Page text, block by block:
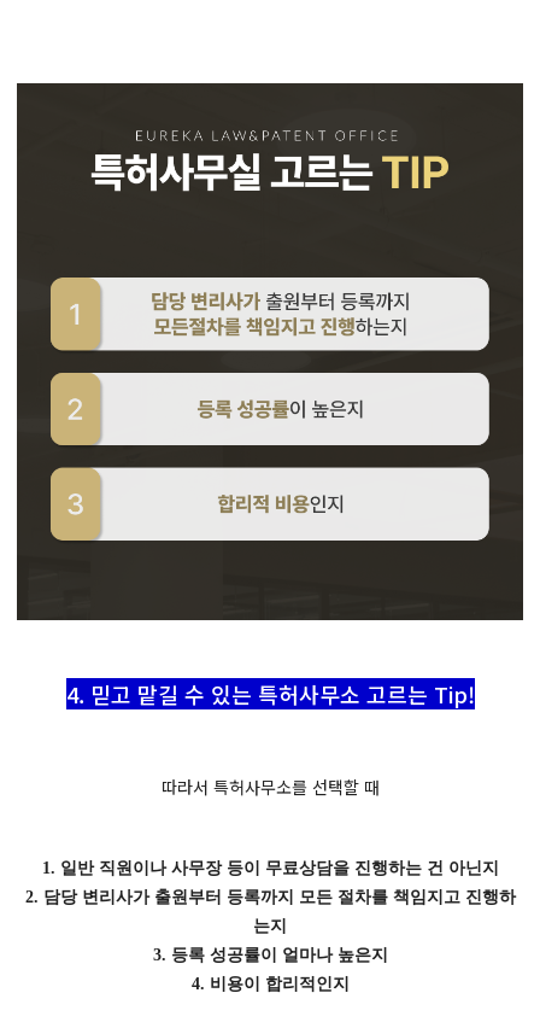
4. 믿고 맡길 수 있는 특허사무소 고르는 Tip!
따라서 특허사무소를 선택할 때
1. 일반 직원이나 사무장 등이 무료상담을 진행하는 건 아닌지
2. 담당 변리사가 출원부터 등록까지 모든 절차를 책임지고 진행하
는지
3. 등록 성공률이 얼마나 높은지
4. 비용이 합리적인지